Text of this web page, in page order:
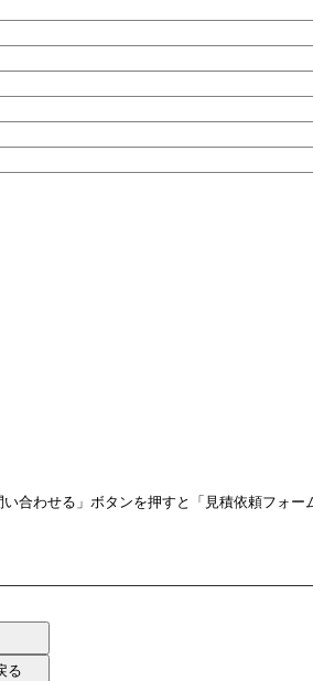
合わせる」ボタンを押すと「見積依頼フォー